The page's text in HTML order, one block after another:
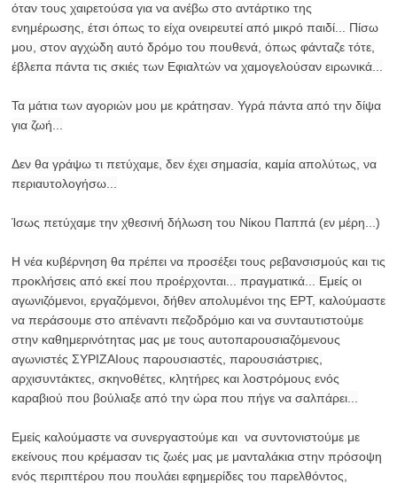
όταν τους χαιρετούσα για να ανέβω στο αντάρτικο της
ενημέρωσης, έτσι όπως το είχα ονειρευτεί από μικρό παιδί... Πίσω
μου, στον αγχώδη αυτό δρόμο του πουθενά, όπως φάνταζε τότε,
έβλεπα πάντα τις σκιές των Εφιαλτών να χαμογελούσαν ειρωνικά...
Τα μάτια των αγοριών μου με κράτησαν. Υγρά πάντα από την δίψα
για ζωή...
Δεν θα γράψω τι πετύχαμε, δεν έχει σημασία, καμία απολύτως, να
περιαυτολογήσω...
Ίσως πετύχαμε την χθεσινή δήλωση του Νίκου Παππά (εν μέρη...)
Η νέα κυβέρνηση θα πρέπει να προσέξει τους ρεβανσισμούς και τις
προκλήσεις από εκεί που προέρχονται... πραγματικά... Εμείς οι
αγωνιζόμενοι, εργαζόμενοι, δήθεν απολυμένοι της ΕΡΤ, καλούμαστε
να περάσουμε στο απέναντι πεζοδρόμιο και να συνταυτιστούμε
στην καθημερινότητας μας με τους αυτοπαρουσιαζόμενους
αγωνιστές ΣΥΡΙΖΑΙους παρουσιαστές, παρουσιάστριες,
αρχισυντάκτες, σκηνοθέτες, κλητήρες και λοστρόμους ενός
καραβιού που βούλιαξε από την ώρα που πήγε να σαλπάρει...
Εμείς καλούμαστε να συνεργαστούμε και να συντονιστούμε με
εκείνους που κρέμασαν τις ζωές μας με μανταλάκια στην πρόσοψη
ενός περιπτέρου που πουλάει εφημερίδες του παρελθόντος,